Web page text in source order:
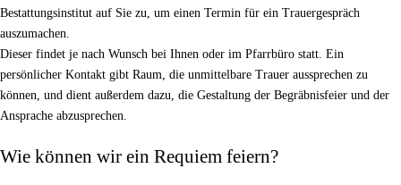
Bestattungsinstitut auf Sie zu, um einen Termin für ein Trauergespräch
auszumachen.
Dieser findet je nach Wunsch bei Ihnen oder im Pfarrbüro statt. Ein
persönlicher Kontakt gibt Raum, die unmittelbare Trauer aussprechen zu
können, und dient außerdem dazu, die Gestaltung der Begräbnisfeier und der
Ansprache abzusprechen.
Wie können wir ein Requiem feiern?